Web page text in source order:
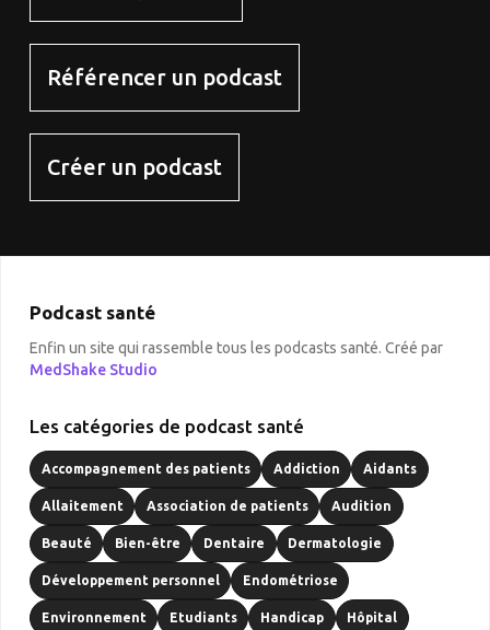
Référencer un podcast
Créer un podcast
Podcast santé
Enfin un site qui rassemble tous les podcasts santé. Créé par
MedShake Studio
Les catégories de podcast santé
Accompagnement des patients Addiction Aidants
Allaitement Association de patients Audition
Beauté Bien-être Dentaire Dermatologie
Développement personnel Endométriose
Environnement Etudiants Handicap Hôpital